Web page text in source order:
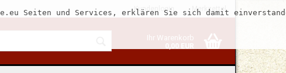
Kundenlogin Merkzettel
Ihr Warenkorb
0,00 EUR
Seiten und Services, erklären Sie sich damit